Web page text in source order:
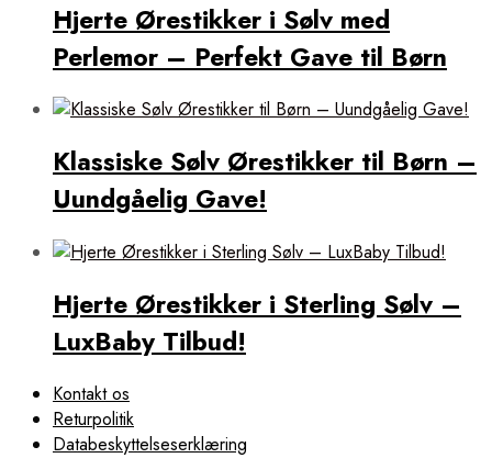
Hjerte Ørestikker i Sølv med
Perlemor – Perfekt Gave til Børn
Klassiske Sølv Ørestikker til Børn –
Uundgåelig Gave!
Hjerte Ørestikker i Sterling Sølv –
LuxBaby Tilbud!
Kontakt os
Returpolitik
Databeskyttelseserklæring